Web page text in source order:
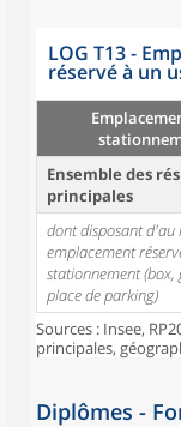
LOG T13 -
réservé à un
Ensemble des
principales
dont disposant d'au
emplacement
stationnement (box,
place de parking)
Sources : Insee,
principales,
Diplômes -